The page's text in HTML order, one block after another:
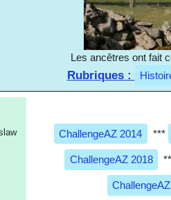
Les ancêtres ont fait
Rubriques :
ChallengeAZ 2014 ***
ChallengeAZ 2018